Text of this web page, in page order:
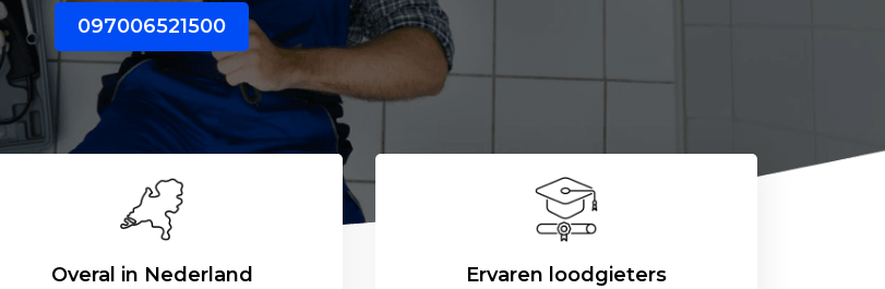
097006521500
Overal in Nederland
Ervaren loodgieters